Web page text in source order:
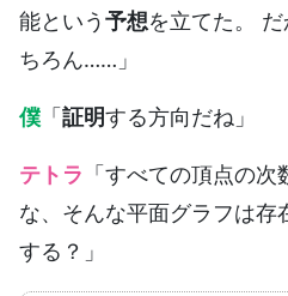
能という予想を立てた。
ちろん……」
僕 「証明する方向だね」
テトラ 「すべての頂点の
な、そんな平面グラフは
する？」